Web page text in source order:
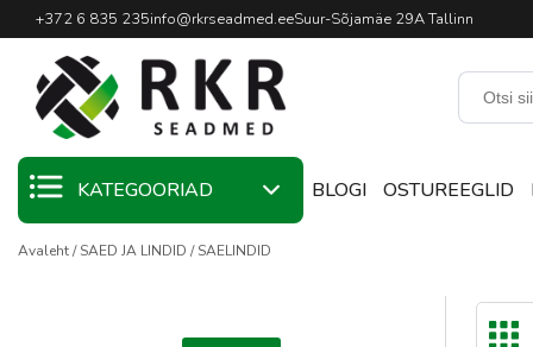
Professionaalne
+372 6 835 235info@rkrseadmed.eeSuur-Sõjamäe 29A Tallinn
KATEGOORIAD
KAMPAANIA
BLOGI OSTUREEGLID
Avaleht SAED JA LINDID SAELINDID